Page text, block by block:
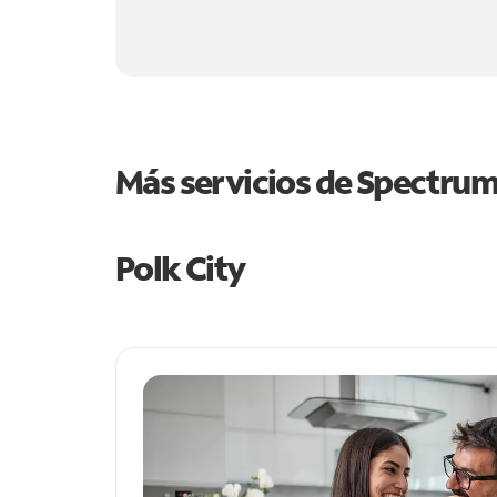
Más servicios de
Polk City